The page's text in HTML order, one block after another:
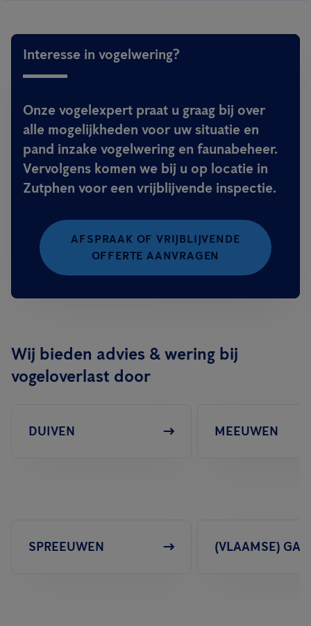
Interesse in vogelwering?
Onze vogelexpert praat u graag bij over
alle mogelijkheden voor uw situatie en
pand inzake vogelwering en faunabeheer.
Vervolgens komen we bij u op locatie in
Zutphen voor een vrijblijvende inspectie.
AFSPRAAK OF VRIJBLIJVENDE
OFFERTE AANVRAGEN
Wij bieden advies & wering bij
vogeloverlast door
DUIVEN MEEUWEN
SPREEUWEN (VLAAMSE)